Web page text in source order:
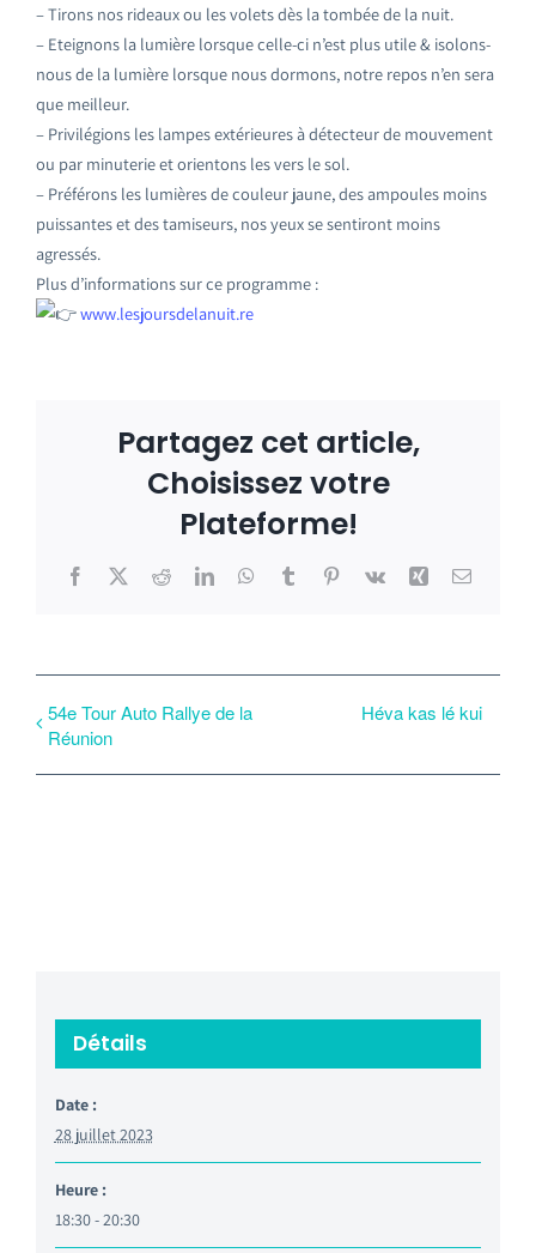
– Tirons nos rideaux ou les volets dès la tombée de la nuit.
– Eteignons la lumière lorsque celle-ci n’est plus utile & isolons-
nous de la lumière lorsque nous dormons, notre repos n’en sera
que meilleur.
– Privilégions les lampes extérieures à détecteur de mouvement
ou par minuterie et orientons les vers le sol.
– Préférons les lumières de couleur jaune, des ampoules moins
puissantes et des tamiseurs, nos yeux se sentiront moins
agressés.
Plus d’informations sur ce programme :
www.lesjoursdelanuit.re
Partagez cet article,
Choisissez votre
Plateforme!
Facebook
X RedditLinkedInWhatsApp
TumblrPinterest
Vk Xing Email
54e Tour Auto Rallye de la
Réunion
Héva kas lé kui
Détails
Date :
28 juillet 2023
Heure :
18:30 - 20:30